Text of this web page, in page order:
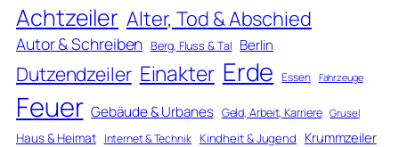
Achtzeiler Alter, Tod & Abschied
Autor & Schreiben Berg, Fluss & Tal Berlin
Dutzendzeiler Einakter Erde Essen Fahrzeuge
Feuer Gebäude & Urbanes Geld, Arbeit, Karriere Grusel
Haus & Heimat Internet & Technik Kindheit & Jugend Krummzeiler